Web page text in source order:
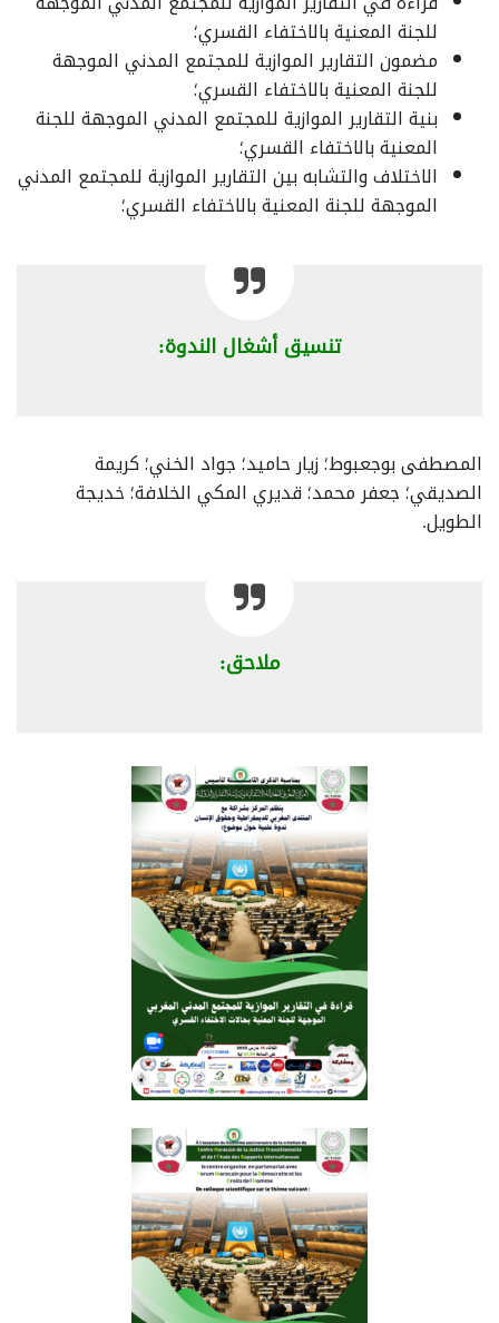
للجنة المعنية بالاختفاء القسري؛
مضمون التقارير الموازية للمجتمع المدني الموجهة
للجنة المعنية بالاختفاء القسري؛
بنية التقارير الموازية للمجتمع المدني الموجهة للجنة
المعنية بالاختفاء القسري؛
الاختلاف والتشابه بين التقارير الموازية للمجتمع المدني
الموجهة للجنة المعنية بالاختفاء القسري؛
تنسيق أشغال الندوة:
المصطفى بوجعبوط؛ زيار حاميد؛ جواد الخني؛ كريمة
الصديقي؛ جعفر محمد؛ قديري المكي الخلافة؛ خديجة
الطويل.
ملاحق: